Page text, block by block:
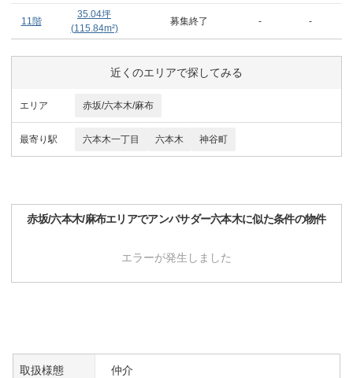
11階
35.04坪
(115.84m²)
募集終了 - -
近くのエリアで探してみる
エリア 赤坂/六本木/麻布
最寄り駅 六本木一丁目 六本木 神谷町
赤坂/六本木/麻布エリアでアンバサダー六本木に似た条件の物件
エラーが発生しました
取扱様態 仲介